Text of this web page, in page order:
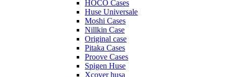
HOCO Cases
Huse Universale
Moshi Cases
Nillkin Case
Original case
Pitaka Cases
Proove Cases
Spigen Huse
Xcover husa